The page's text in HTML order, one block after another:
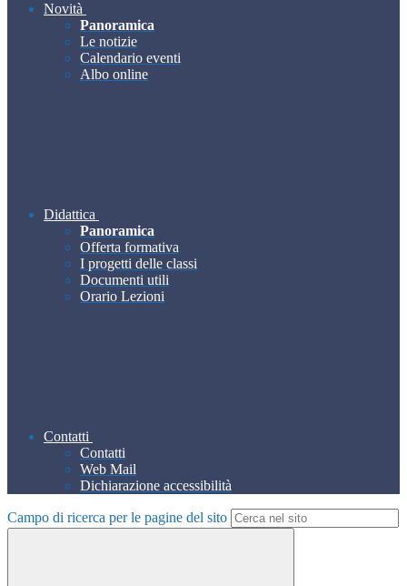
Novità
Panoramica
Le notizie
Calendario eventi
Albo online
Didattica
Panoramica
Offerta formativa
I progetti delle classi
Documenti utili
Orario Lezioni
Contatti
Contatti
Web Mail
Dichiarazione accessibilità
Campo di ricerca per le pagine del sito